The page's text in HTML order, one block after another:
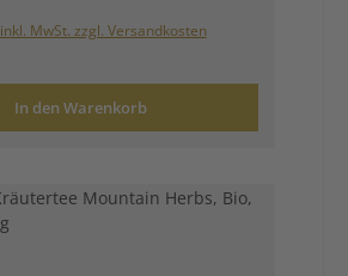
MwSt. zzgl. Versandkosten
In den Warenkorb